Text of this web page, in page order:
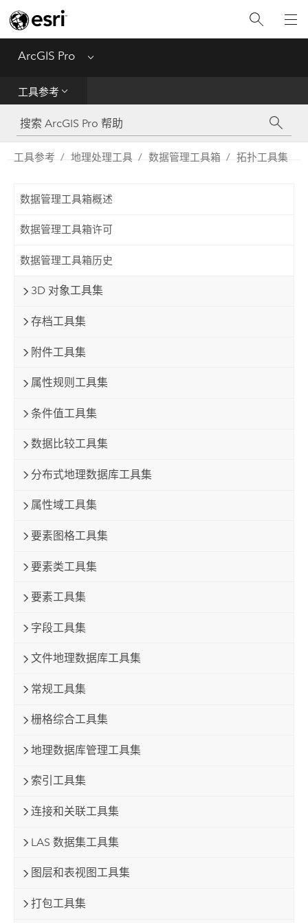
ArcGIS Pro Menu
工具参考
工具参考
Python
工具参考 地理处理工具 数据管理工具箱 拓扑工具集
数据管理工具箱概述
数据管理工具箱许可
数据管理工具箱历史
3D 对象工具集
存档工具集
附件工具集
属性规则工具集
条件值工具集
数据比较工具集
分布式地理数据库工具集
属性域工具集
要素图格工具集
要素类工具集
要素工具集
字段工具集
文件地理数据库工具集
常规工具集
栅格综合工具集
地理数据库管理工具集
索引工具集
连接和关联工具集
LAS 数据集工具集
图层和表视图工具集
打包工具集